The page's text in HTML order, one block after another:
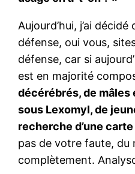
Aujourd’hui, j’ai
défense, oui vous,
défense, car si
est en majorité
décérébrés, de mâles
sous Lexomyl, de
recherche d’une
pas de votre faute, du
complètement.